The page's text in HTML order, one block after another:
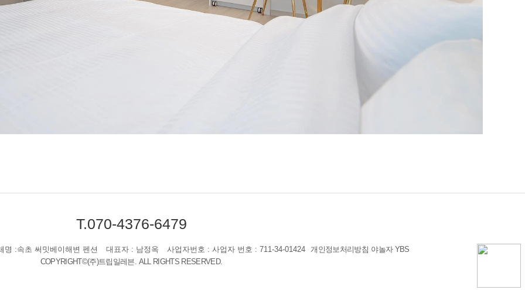
T.070-4376-6479
명 :속초 써밋베이해변 펜션 대표자 : 남정옥 사업자번호 : 사업자 번호 : 711-34-01424 개인정보처리방침 야놀자 YBS
COPYRIGHT©(주)트립일레븐. ALL RIGHTS RESERVED.